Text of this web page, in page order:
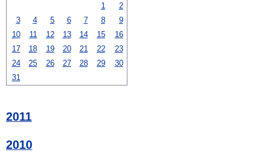
1
2
3
4 5 6 7 8
9
10
11 12 13 14 15
16
17
18 19 20 21 22
23
24
25 26 27 28 29
30
31
2011
2010